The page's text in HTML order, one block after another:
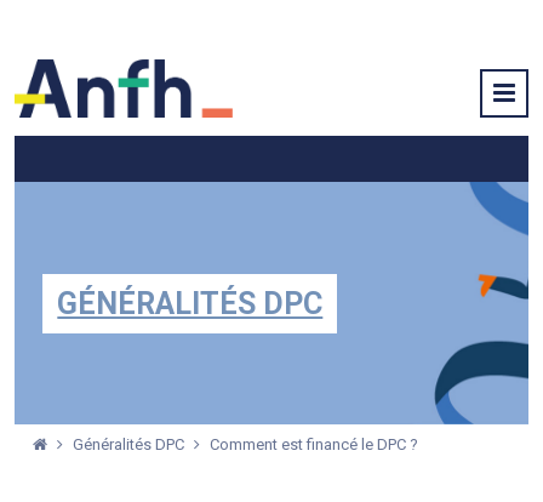
GÉNÉRALITÉS DPC
Généralités DPC Comment est financé le DPC ?